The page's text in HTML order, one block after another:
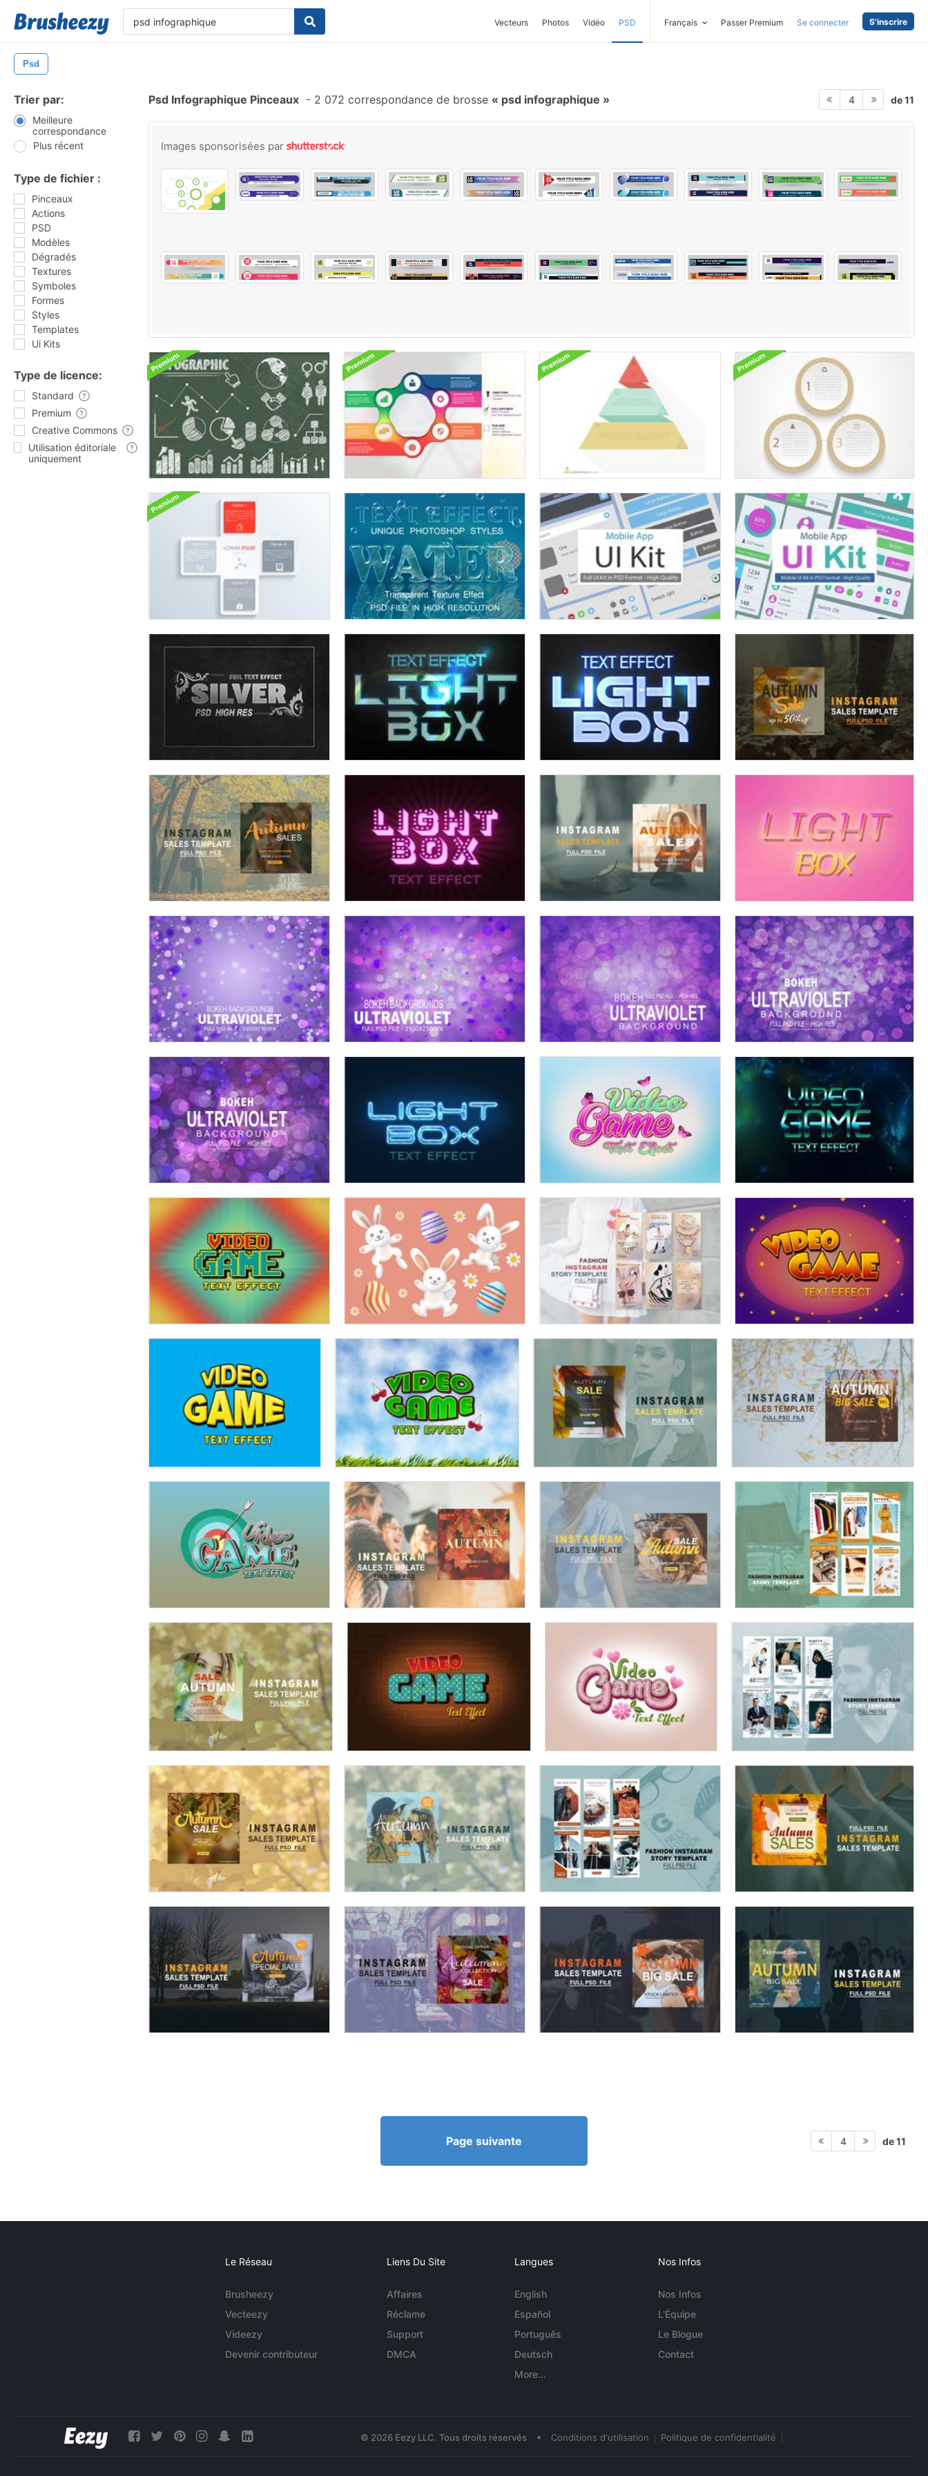
Vecteurs Photos Vidéo PSD Français Passer Premium Se connecter S'inscrire
Psd
Trier par:
Meilleure
correspondance
Plus récent
Type de fichier :
Pinceaux
Actions
PSD
Modèles
Dégradés
Textures
Symboles
Formes
Styles
Templates
Ui Kits
Type de licence:
Standard
Premium
Creative Commons
Utilisation éditoriale
uniquement
Psd Infographique Pinceaux - 2 072 correspondance de brosse psd infographique 4 de 11
Images sponsorisées par
Page suivante 4 de 11
Le Réseau
Brusheezy
Vecteezy
Videezy
Devenir contributeur
Liens Du Site
Affaires
Réclame
Support
DMCA
Langues
English
Español
Português
Deutsch
More...
Nos Infos
Nos Infos
L'Équipe
Le Blogue
Contact
© 2026 Eezy LLC. Tous droits réservés • Conditions d'utilisation Politique de confidentialité